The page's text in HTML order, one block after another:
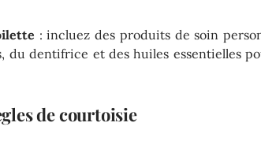
: incluez des produits de soin
du dentifrice et des huiles essentielles
de courtoisie